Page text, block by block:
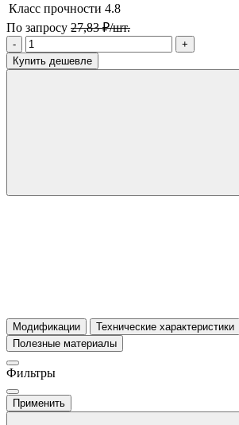
Класс прочности 4.8
По запросу 27,83 ₽/шт.
-
+
Купить дешевле
Модификации
Технические характеристики
Полезные материалы
Фильтры
Применить